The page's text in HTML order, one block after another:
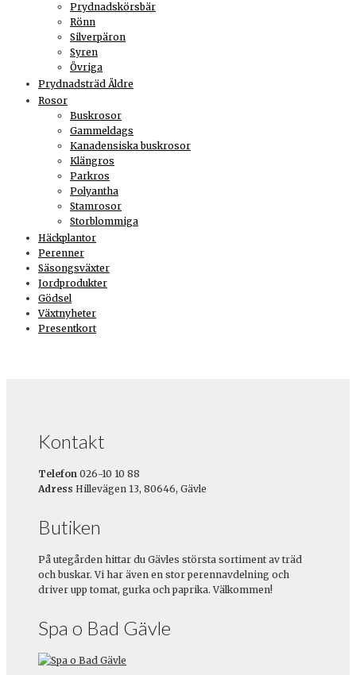
Prydnadskörsbär
Rönn
Silverpäron
Syren
Övriga
Prydnadsträd Äldre
Rosor
Buskrosor
Gammeldags
Kanadensiska buskrosor
Klängros
Parkros
Polyantha
Stamrosor
Storblommiga
Häckplantor
Perenner
Säsongsväxter
Jordprodukter
Gödsel
Växtnyheter
Presentkort
Kontakt
Telefon 026-10 10 88
Adress Hillevägen 13, 80646, Gävle
Butiken
På utegården hittar du Gävles största sortiment av träd
och buskar. Vi har även en stor perennavdelning och
driver upp tomat, gurka och paprika. Välkommen!
Spa o Bad Gävle